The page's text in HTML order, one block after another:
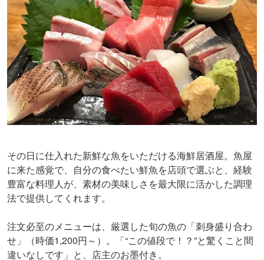
その日に仕入れた新鮮な魚をいただける海鮮居酒屋。魚屋
に来た感覚で、自分の食べたい鮮魚を店頭で選ぶと、経験
豊富な料理人が、素材の美味しさを最大限に活かした調理
法で提供してくれます。
注文必至のメニューは、厳選した旬の魚の「刺身盛り合わ
せ」（時価1,200円～）。「“この値段で！？”と驚くこと間
違いなしです」と、店主のお墨付き。